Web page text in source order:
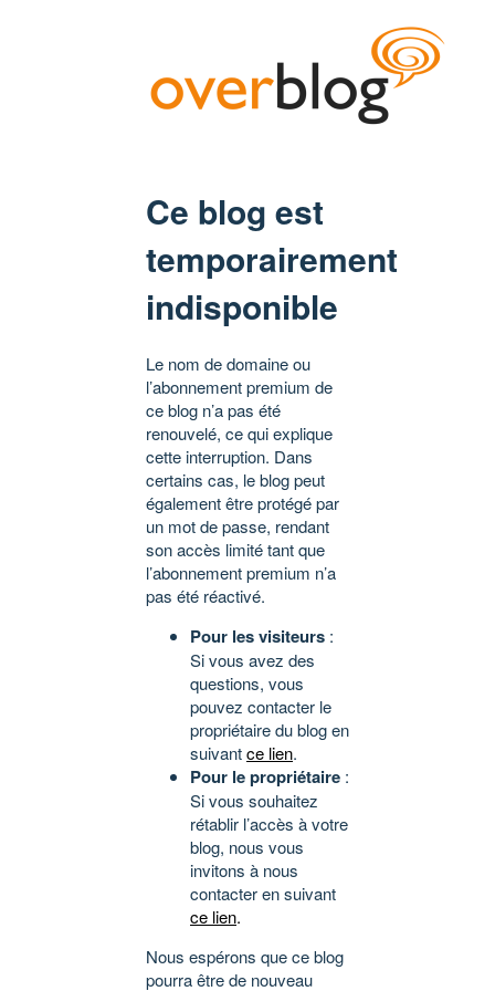
Ce blog est
temporairement
indisponible
Le nom de domaine ou
l’abonnement premium de
ce blog n’a pas été
renouvelé, ce qui explique
cette interruption. Dans
certains cas, le blog peut
également être protégé par
un mot de passe, rendant
son accès limité tant que
l’abonnement premium n’a
pas été réactivé.
Pour les visiteurs :
Si vous avez des
questions, vous
pouvez contacter le
propriétaire du blog en
suivantce lien.
Pour le propriétaire :
Si vous souhaitez
rétablir l’accès à votre
blog, nous vous
invitons à nous
contacter en suivant
ce lien.
Nous espérons que ce blog
pourra être de nouveau